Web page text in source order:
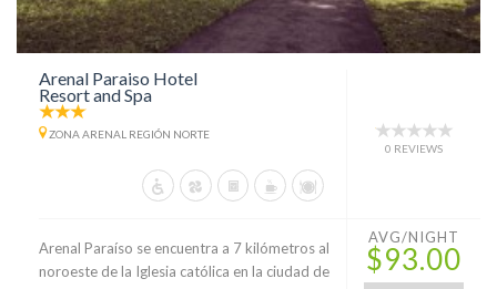
Arenal Paraiso Hotel
Resort and Spa
ZONA ARENAL REGIÓN NORTE
0 REVIEWS
Arenal Paraíso se encuentra a 7 kilómetros al
noroeste de la Iglesia católica en la ciudad de
AVG/NIGHT
$93.00